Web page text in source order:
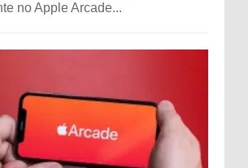
no Apple Arcade...